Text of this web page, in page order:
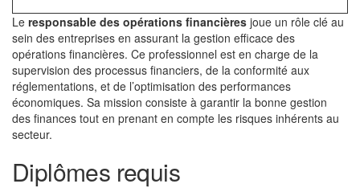
Le responsable des opérations financières joue un rôle clé au
sein des entreprises en assurant la gestion efficace des
opérations financières. Ce professionnel est en charge de la
supervision des processus financiers, de la conformité aux
réglementations, et de l’optimisation des performances
économiques. Sa mission consiste à garantir la bonne gestion
des finances tout en prenant en compte les risques inhérents au
secteur.
Diplômes requis